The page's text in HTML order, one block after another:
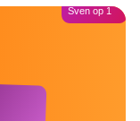
Sven op 1